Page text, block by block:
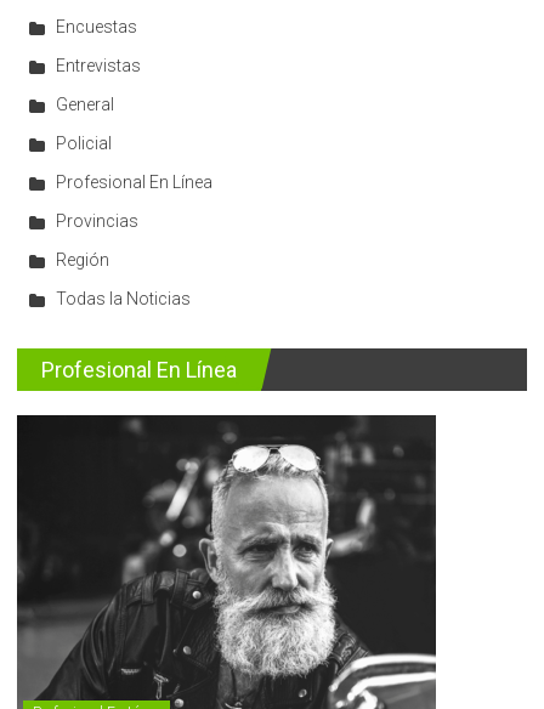
Encuestas
Entrevistas
General
Policial
Profesional En Línea
Provincias
Región
Todas la Noticias
Profesional En Línea